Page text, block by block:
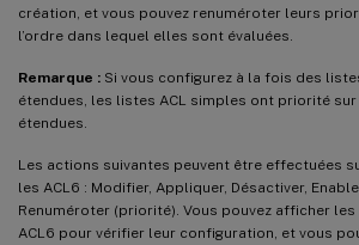
création, et vous pouvez renuméroter leurs
l’ordre dans lequel elles sont évaluées.
Remarque : Si vous configurez à la fois des
étendues, les listes ACL simples ont priorité sur
étendues.
Les actions suivantes peuvent être effectuées
les ACL6 : Modifier, Appliquer, Désactiver,
Renuméroter (priorité). Vous pouvez afficher les
ACL6 pour vérifier leur configuration, et vous